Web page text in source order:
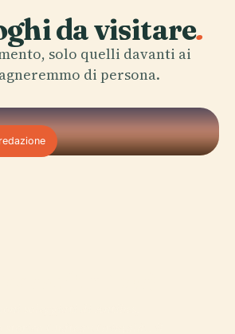
da visitare.
solo quelli davanti ai
di persona.